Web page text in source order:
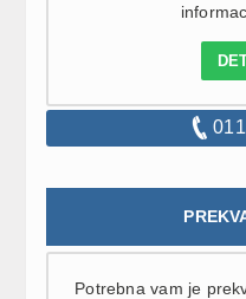
Potrebna vam je